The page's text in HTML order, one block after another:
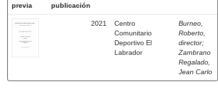
previa
publicación
2021
Centro
Comunitario
Deportivo El
Labrador
Burneo,
Roberto,
director;
Zambrano
Regalado,
Jean Carlo